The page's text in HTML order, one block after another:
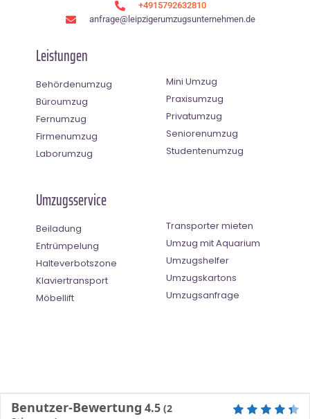
+4915792632810
anfrage@leipzigerumzugsunternehmen.de
Leistungen
Behördenumzug
Büroumzug
Fernumzug
Firmenumzug
Laborumzug
Mini Umzug
Praxisumzug
Privatumzug
Seniorenumzug
Studentenumzug
Umzugsservice
Beiladung
Entrümpelung
Halteverbotszone
Klaviertransport
Möbellift
Transporter mieten
Umzug mit Aquarium
Umzugshelfer
Umzugskartons
Umzugsanfrage
Benutzer-Bewertung 4.5 (2